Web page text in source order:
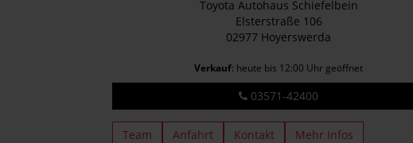
Toyota Autohaus Schiefelbein
Elsterstraße 106
02977 Hoyerswerda
Verkauf: heute bis 12:00 Uhr geöffnet
03571-42400
Team Anfahrt Kontakt Mehr Infos